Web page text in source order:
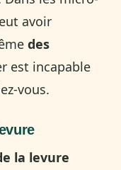
avoir
des
est incapable
vous.
la levure